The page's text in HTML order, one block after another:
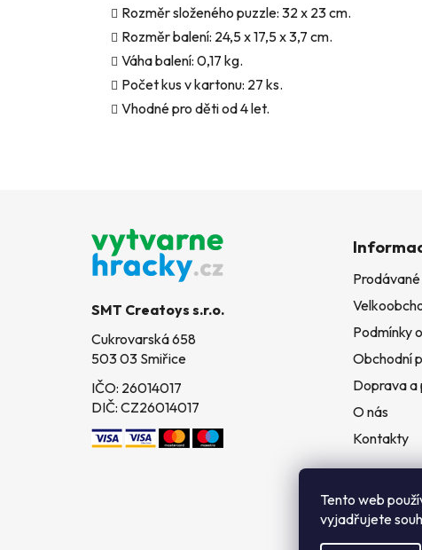
Tento web
vyjadřujete
Rozměr složeného puzzle: 32 x 23 cm.
Rozměr balení: 24,5 x 17,5 x 3,7 cm.
Váha balení: 0,17 kg.
Počet kus v kartonu: 27 ks.
Vhodné pro děti od 4 let.
SMT Creatoys s.r.o.
Cukrovarská 658
503 03 Smiřice
IČO: 26014017
DIČ: CZ26014017
Podmínky
Obchodní
Doprava a
O nás
Kontakty